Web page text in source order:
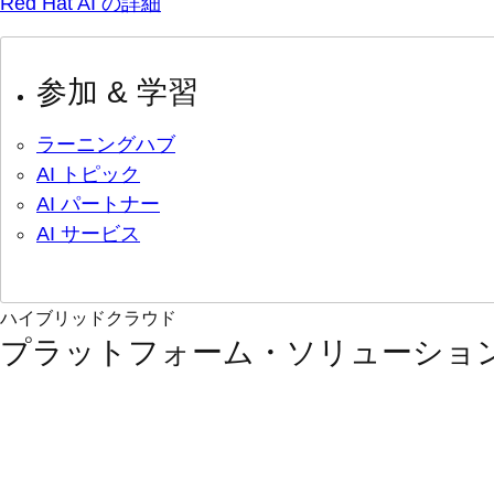
参加 & 学習
ラーニングハブ
AI トピック
AI パートナー
AI サービス
ハイブリッドクラウド
プラットフォーム・ソリューショ